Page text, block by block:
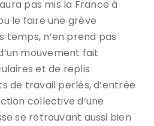
pas mis la France à
le faire une grève
temps, n’en prend pas
mouvement fait
et de replis
de travail perlés, d’entrée
collective d’une
se retrouvant aussi bien